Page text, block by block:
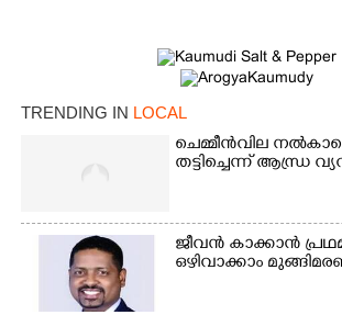
TRENDING IN LOCAL
ചെമ്മീൻവില
തട്ടിച്ചെന്ന് ആന്ധ്ര
ജീവൻ കാക്കാൻ
ഒഴിവാക്കാം